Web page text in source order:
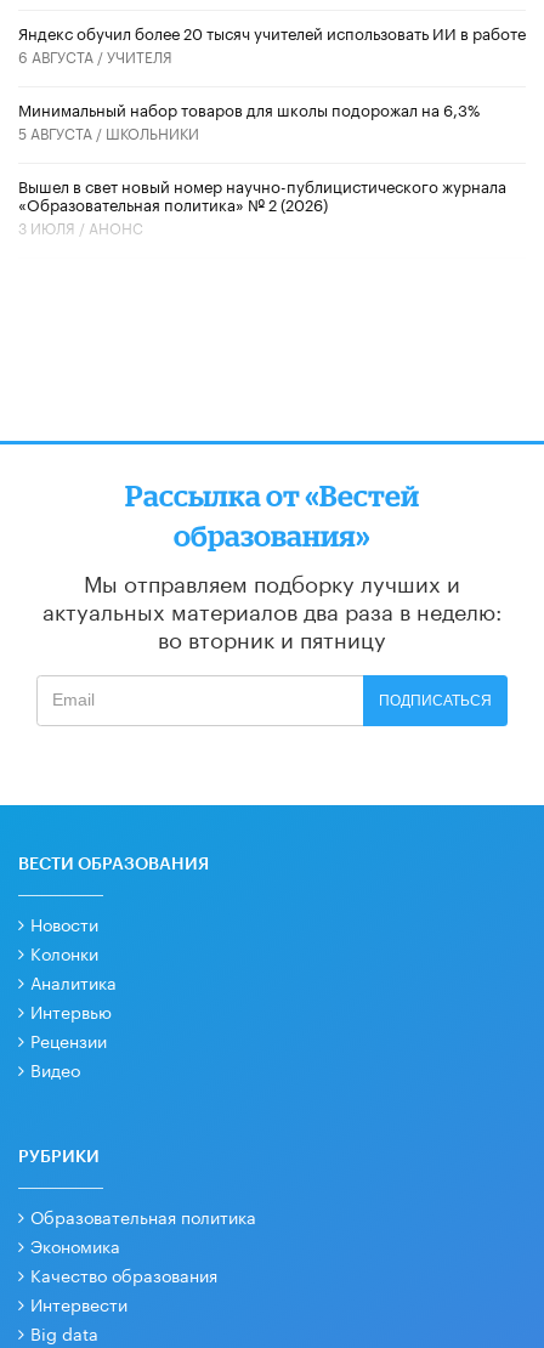
​Яндекс обучил более 20 тысяч учителей использовать ИИ в работе
6 АВГУСТА /УЧИТЕЛЯ
Минимальный набор товаров для школы подорожал на 6,3%
5 АВГУСТА / ШКОЛЬНИКИ
Вышел в свет новый номер научно-публицистического журнала
«Образовательная политика» № 2 (2026)
3 ИЮЛЯ / АНОНС
Рассылка от «Вестей
образования»
Мы отправляем подборку лучших и
актуальных материалов два раза в неделю:
во вторник и пятницу
ПОДПИСАТЬСЯ
ВЕСТИ ОБРАЗОВАНИЯ
Новости
Колонки
Аналитика
Интервью
Рецензии
Видео
РУБРИКИ
Образовательная политика
Экономика
Качество образования
Интервести
Big data